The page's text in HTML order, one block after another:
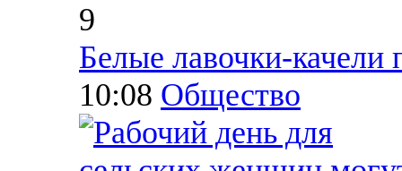
9
Белые лавочки-качели
10:08 Общество